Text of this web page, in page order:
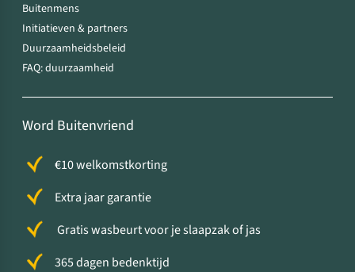
Buitenmens
Initiatieven & partners
Duurzaamheidsbeleid
FAQ: duurzaamheid
Word Buitenvriend
€10 welkomstkorting
Extra jaar garantie
Gratis wasbeurt voor je slaapzak of jas
365 dagen bedenktijd